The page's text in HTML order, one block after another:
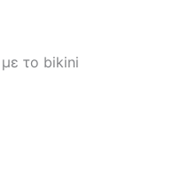
το bikini